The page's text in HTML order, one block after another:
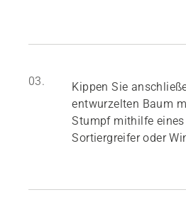
03.
Kippen Sie
entwurzelten Baum
Stumpf mithilfe
Sortiergreifer oder